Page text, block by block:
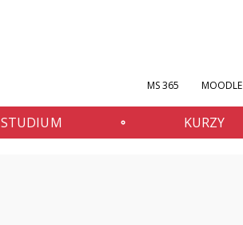
MS 365 MOODLE
STUDIUM KURZY